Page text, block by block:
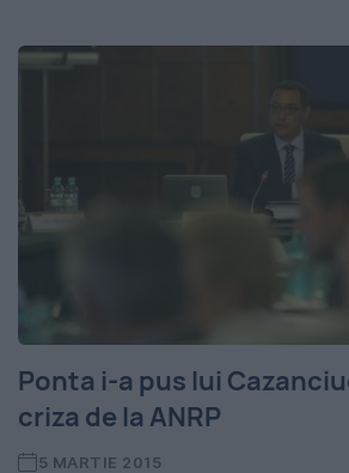
Ponta i-a pus lui
criza de la ANRP
5 MARTIE 2015